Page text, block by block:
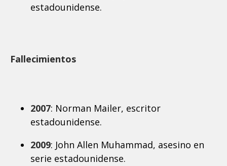
estadounidense.
Fallecimientos
2007: Norman Mailer, escritor
estadounidense.
2009: John Allen Muhammad, asesino en
serie estadounidense.